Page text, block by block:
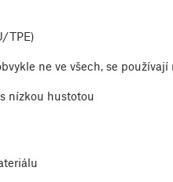
TPE)
ne ve všech, se používají
nízkou hustotou